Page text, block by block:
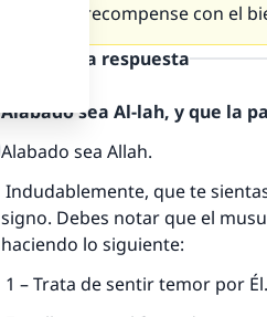
Allah le recompense con el
Texto de la respuesta
Alabado sea Al-lah, y que la
Alabado sea Allah.
Indudablemente, que te
signo. Debes notar que el
haciendo lo siguiente:
1 – Trata de sentir temor por Él.